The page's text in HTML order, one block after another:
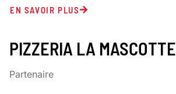
EN SAVOIR PLUS
PIZZERIA LA MASCOTTE
Partenaire